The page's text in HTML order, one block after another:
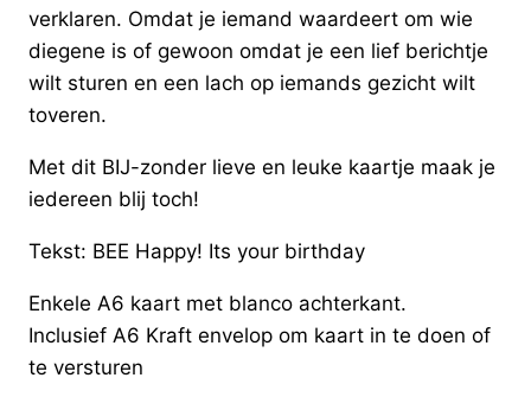
verklaren. Omdat je iemand waardeert om wie
diegene is of gewoon omdat je een lief berichtje
wilt sturen en een lach op iemands gezicht wilt
toveren.
Met dit BIJ-zonder lieve en leuke kaartje maak je
iedereen blij toch!
Tekst: BEE Happy! Its your birthday
Enkele A6 kaart met blanco achterkant.
Inclusief A6 Kraft envelop om kaart in te doen of
te versturen